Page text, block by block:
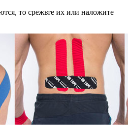
то срежьте их или наложите